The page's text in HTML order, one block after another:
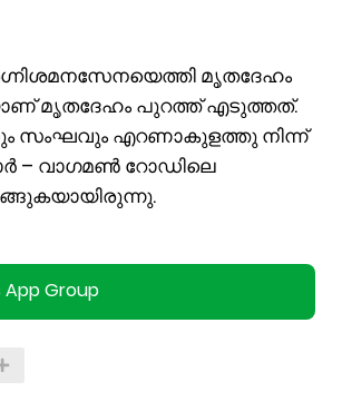
മൃതദേഹം
മൃതദേഹം പുറത്ത് എടുത്തത്.
സംഘവും എറണാകുളത്തു നിന്ന്
– വാഗമൺ റോഡിലെ
Group